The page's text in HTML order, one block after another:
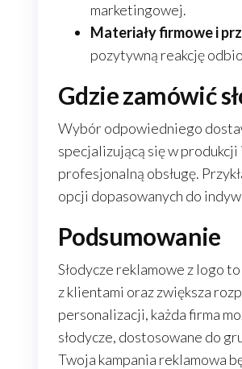
marketingowej.
Materiały firmowe i
pozytywną reakcję
Gdzie zamówić
Wybór odpowiedniego
specjalizującą się w
profesjonalną obsługę.
opcji dopasowanych do
Podsumowanie
Słodycze reklamowe z logo
z klientami oraz zwiększa
personalizacji, każda firma
słodycze, dostosowane do
Twoja kampania reklamowa